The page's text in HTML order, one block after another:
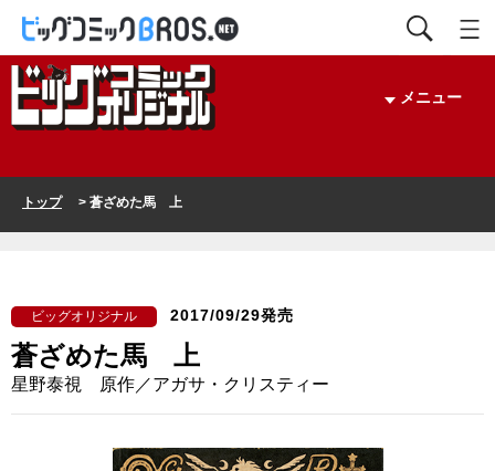
メニュー
トップ> 蒼ざめた馬 上
ビッグオリジナル 2017/09/29発売
蒼ざめた馬 上
星野泰視 原作／アガサ・クリスティー